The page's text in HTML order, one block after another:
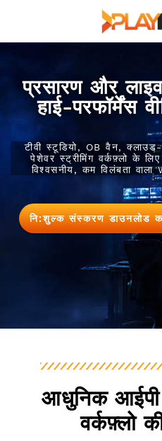
प्रसारण और
हाई-परफॉर्मेंस
टीवी स्टूडियो, OB वैन,
पेशेवर स्ट्रीमिंग वर्कफ़्लो के
विश्वसनीय, कम विलंबता
नि:शुल्क संस्करण डाउनलोड
आधुनिक
वर्कफ़्लो